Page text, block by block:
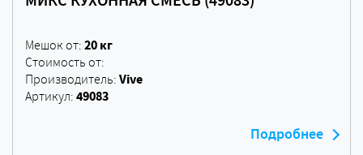
Мешок от: 20 кг
Стоимость от:
Производитель: Vive
Артикул: 49083
Подробнее